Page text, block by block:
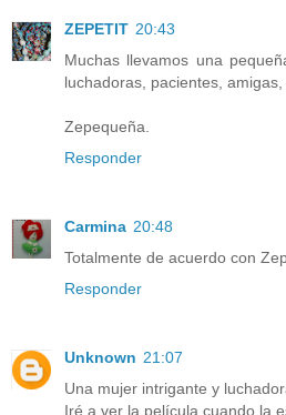
ZEPETIT 20:43
Muchas llevamos una
luchadoras, pacientes, amigas,
Zepequeña.
Responder
Carmina 20:48
Totalmente de acuerdo con
Responder
Unknown 21:07
Una mujer intrigante y
Iré a ver la película cuando la